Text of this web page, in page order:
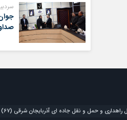
راهداری و حمل و نقل جاده ای آذربایجان شرقی (67)